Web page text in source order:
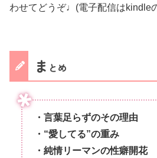
わせてどうぞ♩(電子配信はkindle
ま とめ
・言葉足らずのその理由
・“愛してる”の重み
・純情リーマンの性癖開花